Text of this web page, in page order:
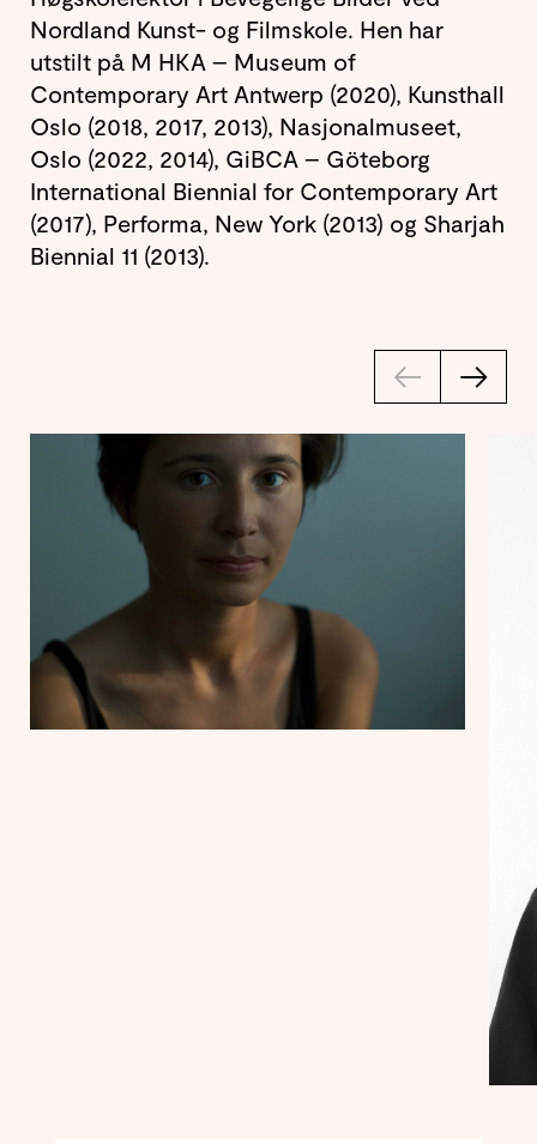
Nordland Kunst- og Filmskole. Hen har
utstilt på M HKA – Museum of
Contemporary Art Antwerp (2020), Kunsthall
Oslo (2018, 2017, 2013), Nasjonalmuseet,
Oslo (2022, 2014), GiBCA – Göteborg
International Biennial for Contemporary Art
(2017), Performa, New York (2013) og Sharjah
Biennial 11 (2013).
← →